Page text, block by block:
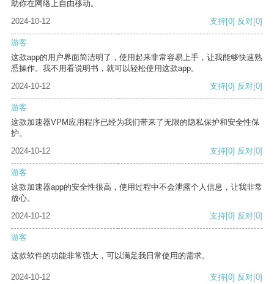
助你在网络上自由移动。
2024-10-12
支持[0] 反对[0]
游客
这款app的用户界面简洁明了，使用起来非常容易上手，让我能够快速熟
悉操作。我不用看说明书，就可以轻松使用这款app。
2024-10-12
支持[0] 反对[0]
游客
这款加速器VPM应用程序已经为我们带来了无限的隐私保护和安全性保
护。
2024-10-12
支持[0] 反对[0]
游客
这款加速器app的安全性很高，使用过程中不会泄露个人信息，让我非常
放心。
2024-10-12
支持[0] 反对[0]
游客
这款软件的功能非常强大，可以满足我日常使用的需求。
2024-10-12 支持[0] 反对[0]